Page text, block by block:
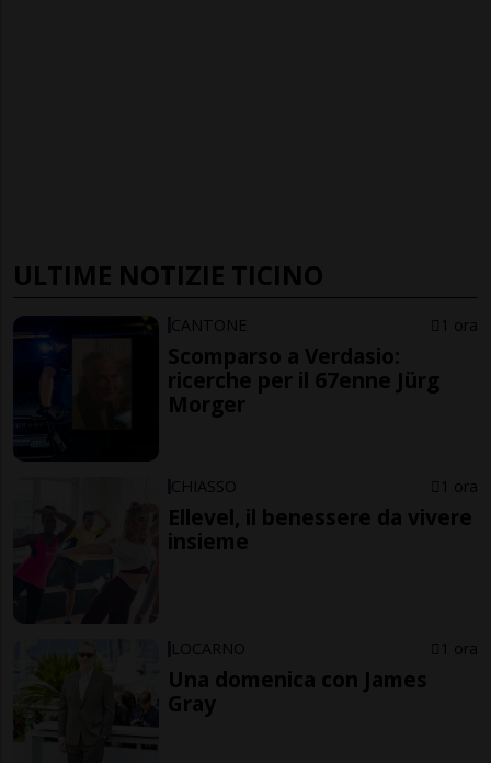
ULTIME NOTIZIE TICINO
CANTONE 1 ora
Scomparso a Verdasio:
ricerche per il 67enne Jürg
Morger
CHIASSO 1 ora
Ellevel, il benessere da vivere
insieme
LOCARNO 1 ora
Una domenica con James
Gray